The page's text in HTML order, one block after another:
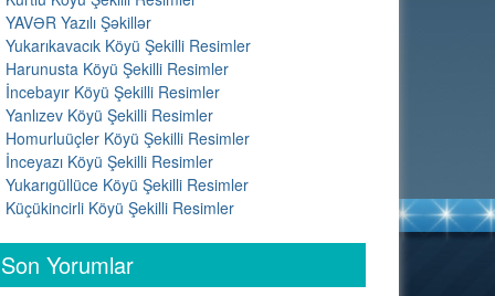
YAVƏR Yazılı Şəkillər
Yukarıkavacık Köyü Şekilli Resimler
Harunusta Köyü Şekilli Resimler
İncebayır Köyü Şekilli Resimler
Yanlızev Köyü Şekilli Resimler
Homurluüçler Köyü Şekilli Resimler
İnceyazı Köyü Şekilli Resimler
Yukarıgüllüce Köyü Şekilli Resimler
Küçükincirli Köyü Şekilli Resimler
Son Yorumlar